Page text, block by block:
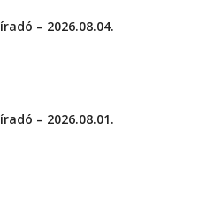
– 2026.08.04.
– 2026.08.01.